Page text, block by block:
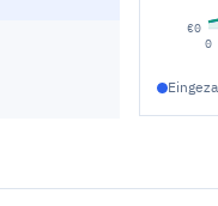
€0
0